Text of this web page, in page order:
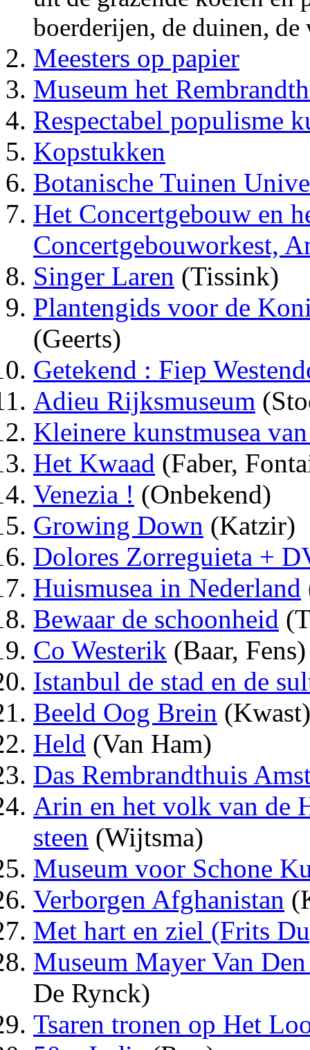
boerderijen, de duinen, de
Meesters op papier
Museum het
Respectabel populisme
Kopstukken
Botanische Tuinen
Het Concertgebouw en
Concertgebouworkest,
Singer Laren (Tissink)
Plantengids voor de
(Geerts)
Getekend : Fiep
Adieu Rijksmuseum
Kleinere kunstmusea
Het Kwaad (Faber,
Venezia ! (Onbekend)
Growing Down (Katzir)
Dolores Zorreguieta +
Huismusea in Nederland
Bewaar de schoonheid
Co Westerik (Baar, Fens)
Istanbul de stad en de
Beeld Oog Brein (Kwast)
Held (Van Ham)
Das Rembrandthuis
Arin en het volk van de
steen (Wijtsma)
Museum voor Schone
Verborgen Afghanistan
Met hart en ziel (Frits
Museum Mayer Van
De Rynck)
Tsaren tronen op Het